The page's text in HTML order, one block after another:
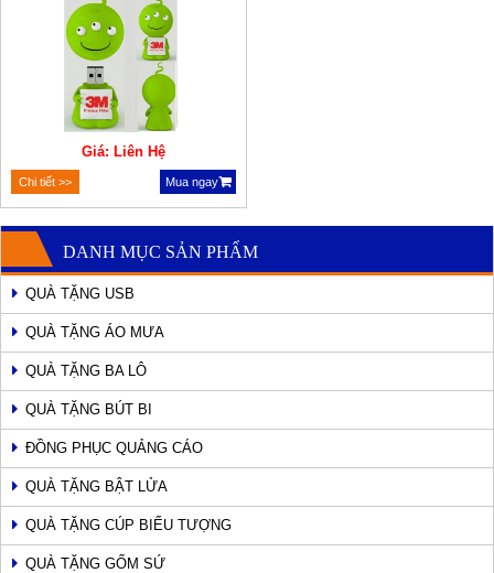
Giá: Liên Hệ
Chi tiết >> Mua ngay
DANH MỤC SẢN PHẨM
QUÀ TẶNG USB
QUÀ TẶNG ÁO MƯA
QUÀ TẶNG BA LÔ
QUÀ TẶNG BÚT BI
ĐỒNG PHỤC QUẢNG CÁO
QUÀ TẶNG BẬT LỬA
QUÀ TẶNG CÚP BIỂU TƯỢNG
QUÀ TẶNG GỐM SỨ